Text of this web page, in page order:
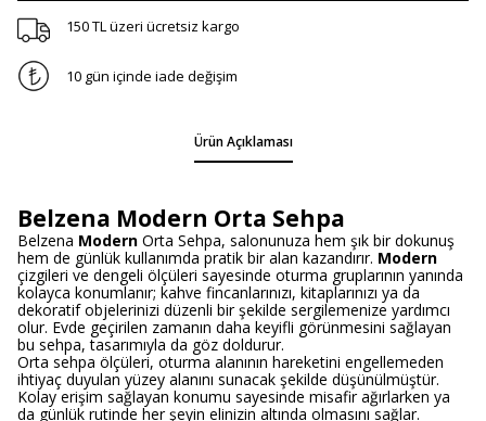
150 TL üzeri ücretsiz kargo
10 gün içinde iade değişim
Ürün Açıklaması
Belzena Modern Orta Sehpa
Belzena Modern Orta Sehpa, salonunuza hem şık bir dokunuş
hem de günlük kullanımda pratik bir alan kazandırır. Modern
çizgileri ve dengeli ölçüleri sayesinde oturma gruplarının yanında
kolayca konumlanır; kahve fincanlarınızı, kitaplarınızı ya da
dekoratif objelerinizi düzenli bir şekilde sergilemenize yardımcı
olur. Evde geçirilen zamanın daha keyifli görünmesini sağlayan
bu sehpa, tasarımıyla da göz doldurur.
Orta sehpa ölçüleri, oturma alanının hareketini engellemeden
ihtiyaç duyulan yüzey alanını sunacak şekilde düşünülmüştür.
Kolay erişim sağlayan konumu sayesinde misafir ağırlarken ya
da günlük rutinde her şeyin elinizin altında olmasını sağlar.